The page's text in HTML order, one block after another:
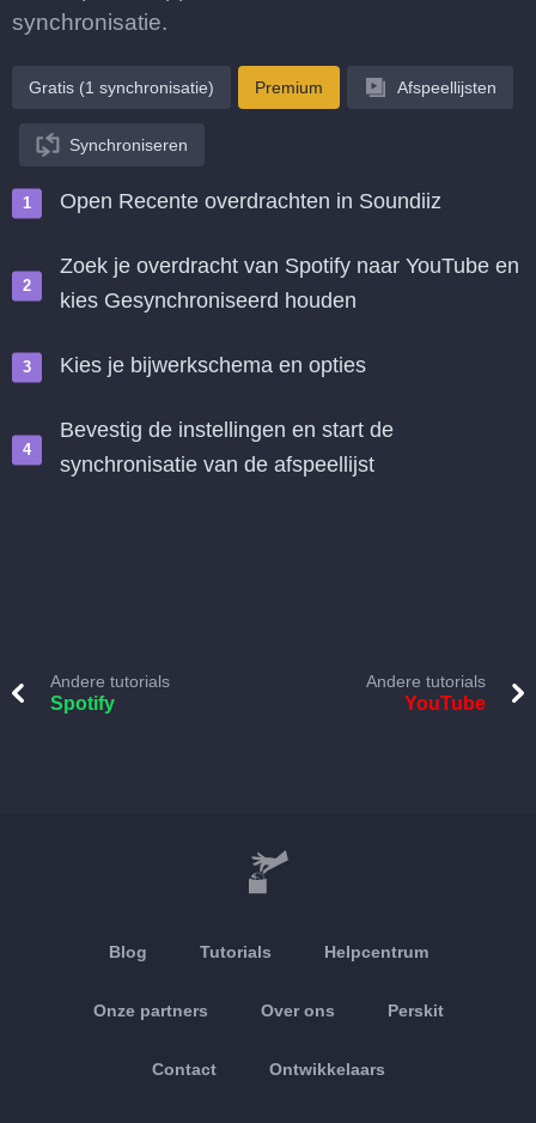
synchronisatie.
Gratis (1 synchronisatie) Premium Afspeellijsten
Synchroniseren
Open Recente overdrachten in Soundiiz
Zoek je overdracht van Spotify naar YouTube en
kies Gesynchroniseerd houden
Kies je bijwerkschema en opties
Bevestig de instellingen en start de
synchronisatie van de afspeellijst
Andere tutorials
Spotify
Andere tutorials
YouTube
Blog Tutorials Helpcentrum
Onze partners Over ons Perskit
Contact Ontwikkelaars